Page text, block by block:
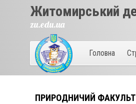
Житомирський
zu.edu.ua
Головна
ПРИРОДНИЧИЙ